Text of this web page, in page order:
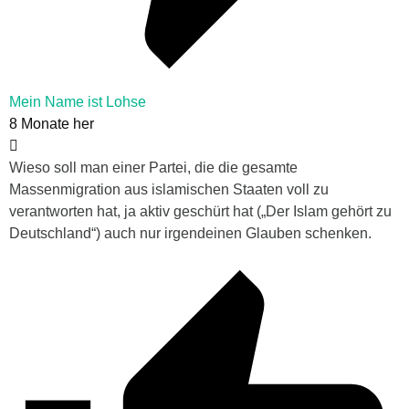
Mein Name ist Lohse
8 Monate her
Wieso soll man einer Partei, die die gesamte
Massenmigration aus islamischen Staaten voll zu
verantworten hat, ja aktiv geschürt hat („Der Islam gehört zu
Deutschland“) auch nur irgendeinen Glauben schenken.